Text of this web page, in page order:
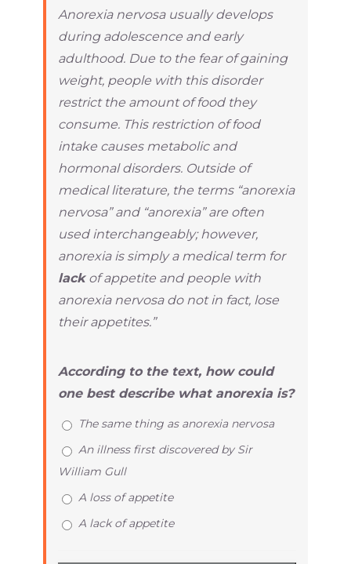
Anorexia nervosa usually develops
during adolescence and early
adulthood. Due to the fear of gaining
weight, people with this disorder
restrict the amount of food they
consume. This restriction of food
intake causes metabolic and
hormonal disorders. Outside of
medical literature, the terms “anorexia
nervosa” and “anorexia” are often
used interchangeably; however,
anorexia is simply a medical term for
lack of appetite and people with
anorexia nervosa do not in fact, lose
their appetites.”
According to the text, how could
one best describe what anorexia is?
The same thing as anorexia nervosa
An illness first discovered by Sir
William Gull
A loss of appetite
A lack of appetite